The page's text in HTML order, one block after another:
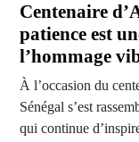
Centenaire
patience est
l’hommage
À l’occasion du
Sénégal s’est
qui continue